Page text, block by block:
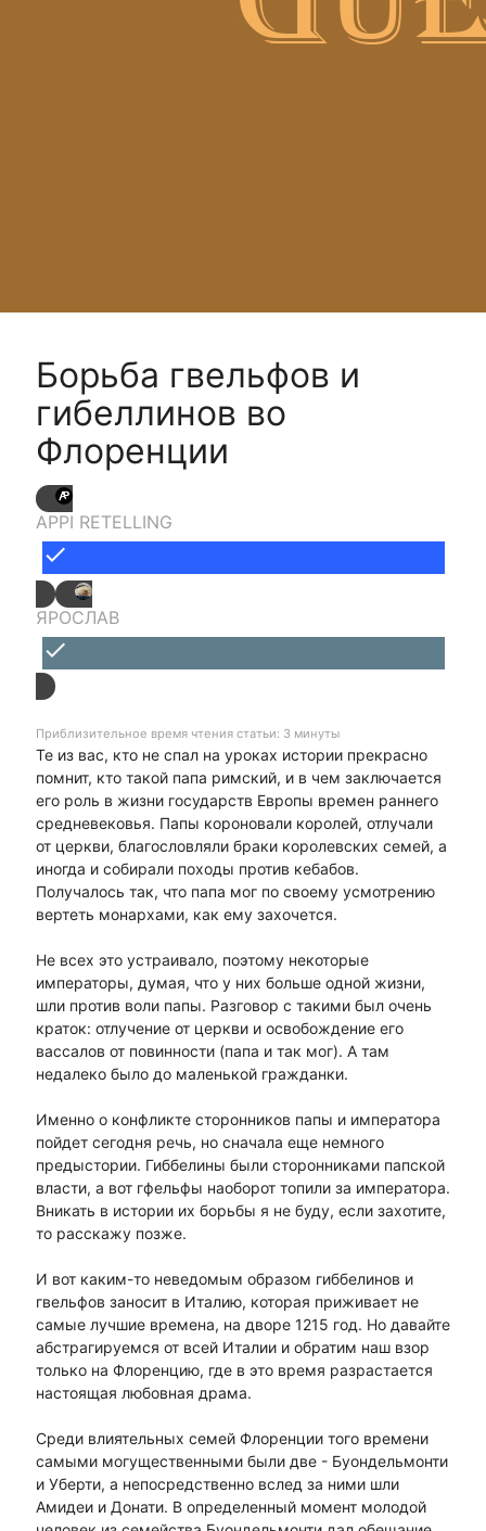
Борьба гвельфов и
гибеллинов во
Флоренции
APPI RETELLING
done
ЯРОСЛАВ
done
Приблизительное время чтения статьи: 3 минуты
Те из вас, кто не спал на уроках истории прекрасно
помнит, кто такой папа римский, и в чем заключается
его роль в жизни государств Европы времен раннего
средневековья. Папы короновали королей, отлучали
от церкви, благословляли браки королевских семей, а
иногда и собирали походы против кебабов.
Получалось так, что папа мог по своему усмотрению
вертеть монархами, как ему захочется.
Не всех это устраивало, поэтому некоторые
императоры, думая, что у них больше одной жизни,
шли против воли папы. Разговор с такими был очень
краток: отлучение от церкви и освобождение его
вассалов от повинности (папа и так мог). А там
недалеко было до маленькой гражданки.
Именно о конфликте сторонников папы и императора
пойдет сегодня речь, но сначала еще немного
предыстории. Гиббелины были сторонниками папской
власти, а вот гфельфы наоборот топили за императора.
Вникать в истории их борьбы я не буду, если захотите,
то расскажу позже.
И вот каким-то неведомым образом гиббелинов и
гвельфов заносит в Италию, которая приживает не
самые лучшие времена, на дворе 1215 год. Но давайте
абстрагируемся от всей Италии и обратим наш взор
только на Флоренцию, где в это время разрастается
настоящая любовная драма.
Среди влиятельных семей Флоренции того времени
самыми могущественными были две - Буондельмонти
и Уберти, а непосредственно вслед за ними шли
Амидеи и Донати. В определенный момент молодой